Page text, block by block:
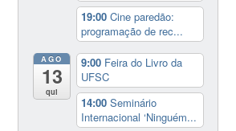
19:00Cine paredão:
programação de rec...
AGO
13
qui
9:00 Feira do Livro da
UFSC
14:00Seminário
Internacional ‘Ninguém...